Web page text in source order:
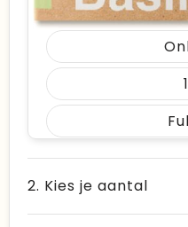
1
2. Kies je aantal